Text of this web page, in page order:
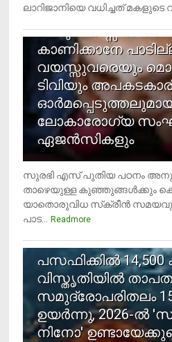
ലാറിജാനിയെ വധിച്ചത് മകളുടെ
4
രണ്ടു വയസ്സില്‍
കാണിക്കാനേ
വയസ്സുവരെയും
ടിവിയും
ലോകാരോഗ്യ
ഏജന്‍സികളും
സുരഭി എസ് പുതിയ പഠനം
താഴെയുള്ള കുഞ്ഞുങ്ങള്‍ക്കും
യാതൊരുവിധ സ്‌ക്രീന്‍
പാട...
Readmore
പസഫിക്കില്‍ 14,500
വിസ്തൃതിയില്‍
സമുദ്രോപരിതലം 15
ഉയര്‍ന്നു, 2026-ല്‍
നിനോ'